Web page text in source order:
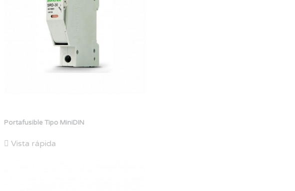
Portafusible Tipo MiniDIN
 Vista rápida